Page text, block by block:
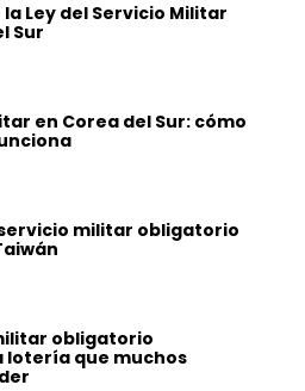
Ley del Servicio Militar
Sur
en Corea del Sur: cómo
militar obligatorio
obligatorio
lotería que muchos